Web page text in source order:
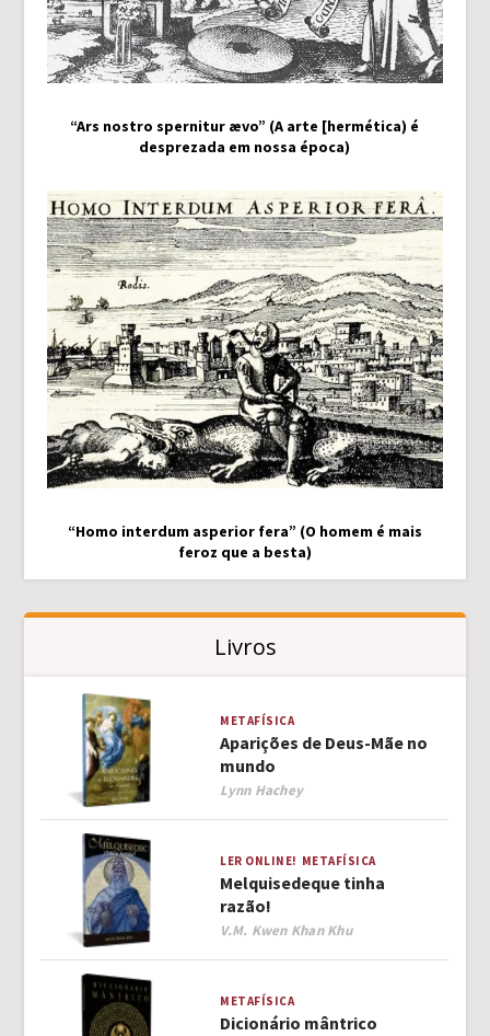
“Ars nostro spernitur ævo” (A arte [hermética) é
desprezada em nossa época)
“Homo interdum asperior fera” (O homem é mais
feroz que a besta)
Livros
METAFÍSICA
Aparições de Deus-Mãe no
mundo
Author
Lynn Hachey
LER ONLINE! METAFÍSICA
Melquisedeque tinha
razão!
Author
V.M. Kwen Khan Khu
METAFÍSICA
Dicionário mântrico